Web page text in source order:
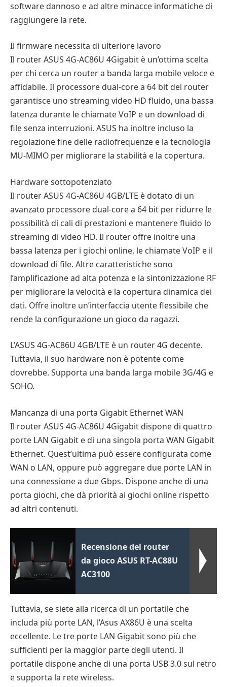
software dannoso e ad altre minacce informatiche di
raggiungere la rete.
Il firmware necessita di ulteriore lavoro
Il router ASUS 4G-AC86U 4Gigabit è un’ottima scelta
per chi cerca un router a banda larga mobile veloce e
affidabile. Il processore dual-core a 64 bit del router
garantisce uno streaming video HD fluido, una bassa
latenza durante le chiamate VoIP e un download di
file senza interruzioni. ASUS ha inoltre incluso la
regolazione fine delle radiofrequenze e la tecnologia
MU-MIMO per migliorare la stabilità e la copertura.
Hardware sottopotenziato
Il router ASUS 4G-AC86U 4GB/LTE è dotato di un
avanzato processore dual-core a 64 bit per ridurre le
possibilità di cali di prestazioni e mantenere fluido lo
streaming di video HD. Il router offre inoltre una
bassa latenza per i giochi online, le chiamate VoIP e il
download di file. Altre caratteristiche sono
l’amplificazione ad alta potenza e la sintonizzazione RF
per migliorare la velocità e la copertura dinamica dei
dati. Offre inoltre un’interfaccia utente flessibile che
rende la configurazione un gioco da ragazzi.
L’ASUS 4G-AC86U 4GB/LTE è un router 4G decente.
Tuttavia, il suo hardware non è potente come
dovrebbe. Supporta una banda larga mobile 3G/4G e
SOHO.
Mancanza di una porta Gigabit Ethernet WAN
Il router ASUS 4G-AC86U 4Gigabit dispone di quattro
porte LAN Gigabit e di una singola porta WAN Gigabit
Ethernet. Quest’ultima può essere configurata come
WAN o LAN, oppure può aggregare due porte LAN in
una connessione a due Gbps. Dispone anche di una
porta giochi, che dà priorità ai giochi online rispetto
ad altri contenuti.
Recensione del router
da gioco ASUS RT-AC88U
AC3100
Tuttavia, se siete alla ricerca di un portatile che
includa più porte LAN, l’Asus AX86U è una scelta
eccellente. Le tre porte LAN Gigabit sono più che
sufficienti per la maggior parte degli utenti. Il
portatile dispone anche di una porta USB 3.0 sul retro
e supporta la rete wireless.